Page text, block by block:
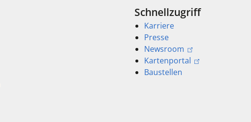
Schnellzugriff
Karriere
Presse
Newsroom
Kartenportal
Baustellen